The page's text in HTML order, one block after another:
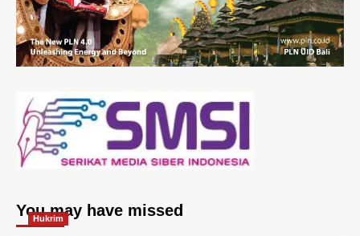
You may have missed
Hukrim